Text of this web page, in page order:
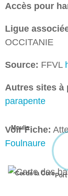
Accès pour
Ligue
OCCITANIE
Source: FFVL
Autres sites à
parapente
Voir Fiche:
Foulnaure
Port
Moulis
Col de la Core